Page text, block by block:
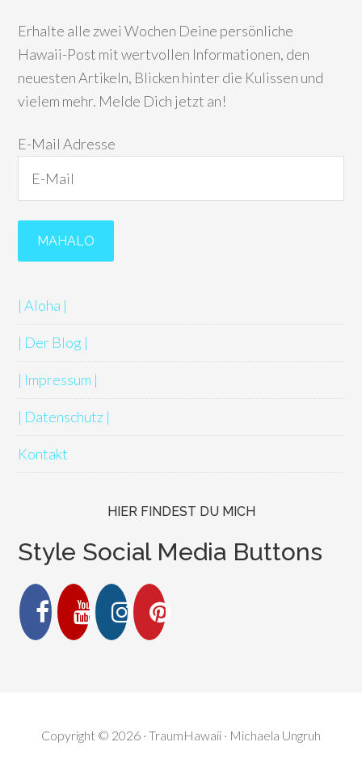
Erhalte alle zwei Wochen Deine persönliche
Hawaii-Post mit wertvollen Informationen, den
neuesten Artikeln, Blicken hinter die Kulissen und
vielem mehr. Melde Dich jetzt an!
E-Mail Adresse
| Aloha |
| Der Blog |
| Impressum |
| Datenschutz |
Kontakt
HIER FINDEST DU MICH
Style Social Media Buttons
Copyright © 2026 · TraumHawaii · Michaela Ungruh